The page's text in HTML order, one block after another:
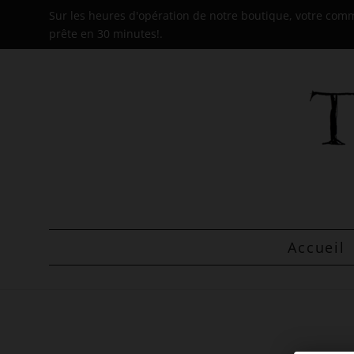
Sur les heures d'opération de notre boutique, votre
prête en 30 minutes!.
Accueil